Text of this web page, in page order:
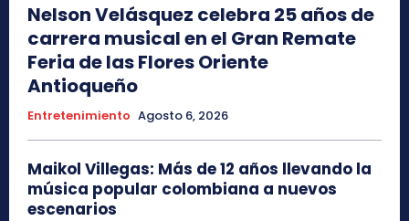
Nelson Velásquez celebra 25 años de
carrera musical en el Gran Remate
Feria de las Flores Oriente
Antioqueño
Entretenimiento Agosto 6, 2026
Maikol Villegas: Más de 12 años llevando la
música popular colombiana a nuevos
escenarios